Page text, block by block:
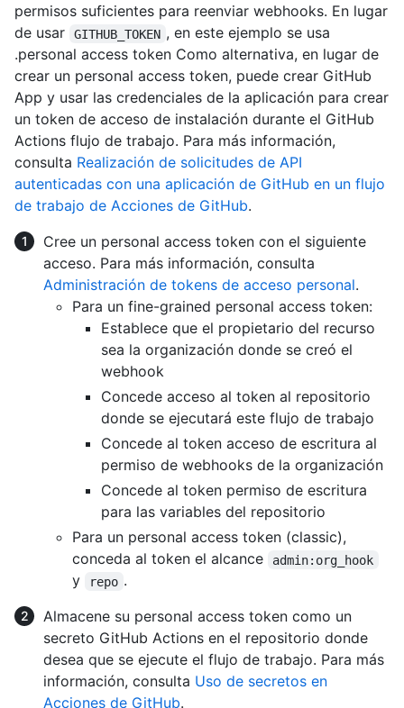
permisos suficientes para reenviar webhooks. En lugar
de usar
GITHUB_TOKEN , en este ejemplo se usa
.personal access token Como alternativa, en lugar de
crear un personal access token, puede crear GitHub
App y usar las credenciales de la aplicación para crear
un token de acceso de instalación durante el GitHub
Actions flujo de trabajo. Para más información,
consulta Realización de solicitudes de API
autenticadas con una aplicación de GitHub en un flujo
de trabajo de Acciones de GitHub.
Cree un personal access token con el siguiente
acceso. Para más información, consulta
Administración de tokens de acceso personal.
Para un fine-grained personal access token:
Establece que el propietario del recurso
sea la organización donde se creó el
webhook
Concede acceso al token al repositorio
donde se ejecutará este flujo de trabajo
Concede al token acceso de escritura al
permiso de webhooks de la organización
Concede al token permiso de escritura
para las variables del repositorio
Para un personal access token (classic),
conceda al token el alcance
admin:org_hook
y repo .
Almacene su personal access token como un
secreto GitHub Actions en el repositorio donde
desea que se ejecute el flujo de trabajo. Para más
información, consulta Uso de secretos en
Acciones de GitHub.